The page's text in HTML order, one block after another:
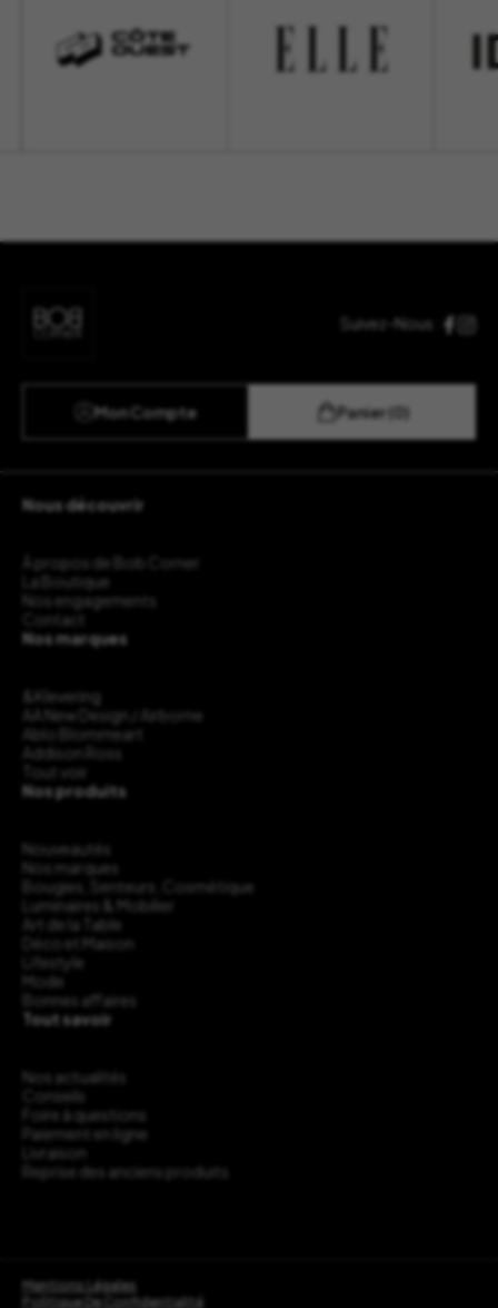
Suivez-Nous :
Mon Compte Panier (0)
Nous découvrir
À propos de Bob Corner
La Boutique
Nos engagements
Contact
Nos marques
&Klevering
AA New Design / Airborne
Ablo Blommeart
Addison Ross
Tout voir
Nos produits
Nouveautés
Nos marques
Bougies, Senteurs, Cosmétique
Luminaires & Mobilier
Art de la Table
Déco et Maison
Lifestyle
Mode
Bonnes affaires
Tout savoir
Nos actualités
Conseils
Foire à questions
Paiement en ligne
Livraison
Reprise des anciens produits
Mentions Légales
Politique De Confidentialité